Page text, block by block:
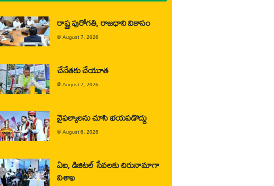
రాష్ట్ర పురోగతి, రాజధాని వికాసం
@August 7, 2026
చేనేతకు చేయూత
@August 7, 2026
వైఫల్యాలను చూసి భయపడొద్దు
@August 6, 2026
ఏఐ, డిజిటల్ సేవలకు చిరునామాగా
విశాఖ